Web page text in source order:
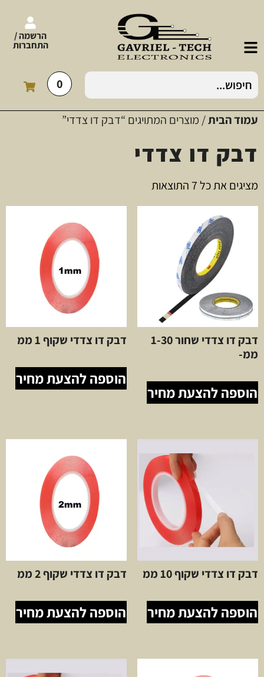
הרשמה /
התחברות
0
עמוד הבית/ מוצרים המתויגים “דבק דו צדדי”
דבק דו צדדי
מציגים את כל ⁦7⁩ התוצאות
דבק דו צדדי שחור 1-30
ממ-
הוספה להצעת מחיר
דבק דו צדדי שקוף 1 ממ
הוספה להצעת מחיר
דבק דו צדדי שקוף 10 ממ
הוספה להצעת מחיר
דבק דו צדדי שקוף 2 ממ
הוספה להצעת מחיר